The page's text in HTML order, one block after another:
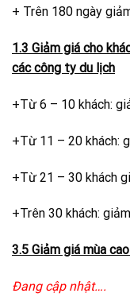
+ Trên 180 ngày
1.3 Giảm giá cho
các công ty du lịch
+Từ 6 – 10 khách:
+Từ 11 – 20 khách:
+Từ 21 – 30 khách
+Trên 30 khách:
3.5 Giảm giá mùa
Đang cập nhật….